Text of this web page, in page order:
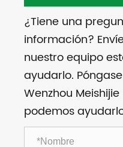
¿Tiene una
información?
nuestro equipo
ayudarlo.
Wenzhou
podemos